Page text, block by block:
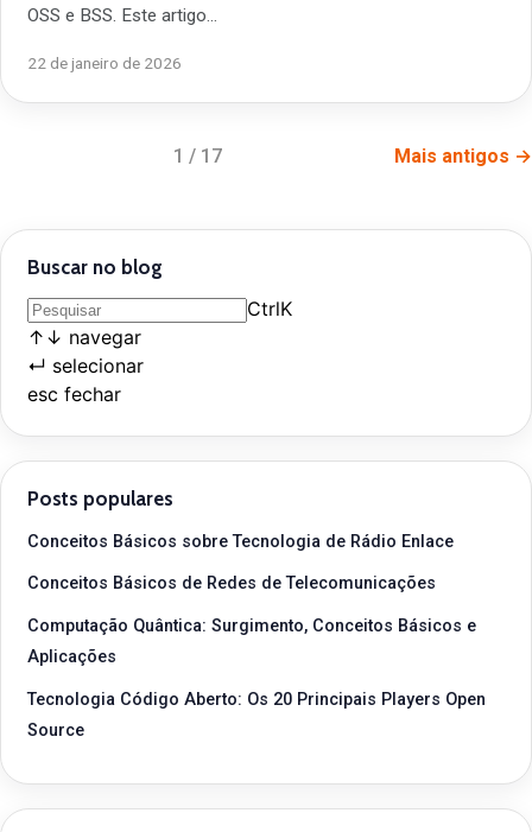
OSS e BSS. Este artigo…
22 de janeiro de 2026
1 / 17 Mais antigos →
Buscar no blog
CtrlK
↑ ↓ navegar
↵ selecionar
esc fechar
Posts populares
Conceitos Básicos sobre Tecnologia de Rádio Enlace
Conceitos Básicos de Redes de Telecomunicações
Computação Quântica: Surgimento, Conceitos Básicos e
Aplicações
Tecnologia Código Aberto: Os 20 Principais Players Open
Source